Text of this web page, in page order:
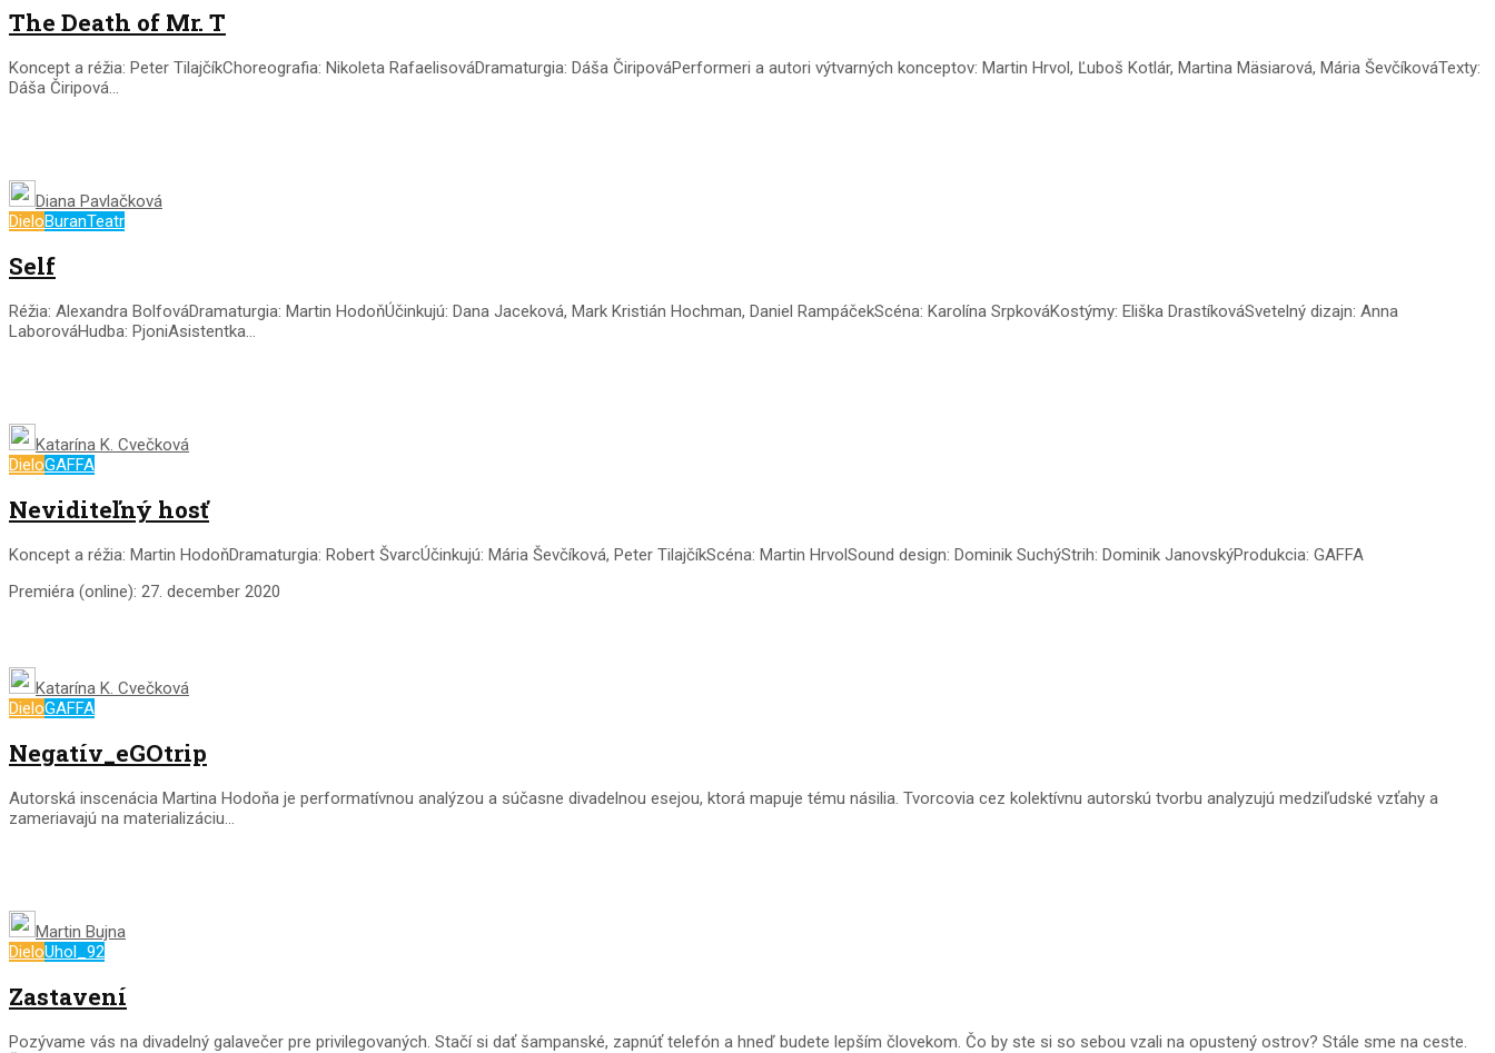
The Death of Mr. T
Koncept a réžia: Peter TilajčíkChoreografia: Nikoleta RafaelisováDramaturgia: Dáša ČiripováPerformeri a autori výtvarných konceptov: Martin Hrvol, Ľuboš Kotlár, Martina Mäsiarová, Mária ŠevčíkováTexty:
Dáša Čiripová...
Diana Pavlačková
DieloBuranTeatr
Self
Réžia: Alexandra BolfováDramaturgia: Martin HodoňÚčinkujú: Dana Jaceková, Mark Kristián Hochman, Daniel RampáčekScéna: Karolína SrpkováKostýmy: Eliška DrastíkováSvetelný dizajn: Anna
LaborováHudba: PjoniAsistentka...
Katarína K. Cvečková
DieloGAFFA
Neviditeľný hosť
Koncept a réžia: Martin HodoňDramaturgia: Robert ŠvarcÚčinkujú: Mária Ševčíková, Peter TilajčíkScéna: Martin HrvolSound design: Dominik SuchýStrih: Dominik JanovskýProdukcia: GAFFA
Premiéra (online): 27. december 2020
Katarína K. Cvečková
DieloGAFFA
Negatív_eGOtrip
Autorská inscenácia Martina Hodoňa je performatívnou analýzou a súčasne divadelnou esejou, ktorá mapuje tému násilia. Tvorcovia cez kolektívnu autorskú tvorbu analyzujú medziľudské vzťahy a
zameriavajú na materializáciu...
Martin Bujna
DieloUhol_92
Zastavení
Pozývame vás na divadelný galavečer pre privilegovaných. Stačí si dať šampanské, zapnúť telefón a hneď budete lepším človekom. Čo by ste si so sebou vzali na opustený ostrov? Stále sme na ceste.